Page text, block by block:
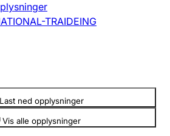
slette
slette
TRAIDEING
Last ned opplysninger
Vis alle opplysninger